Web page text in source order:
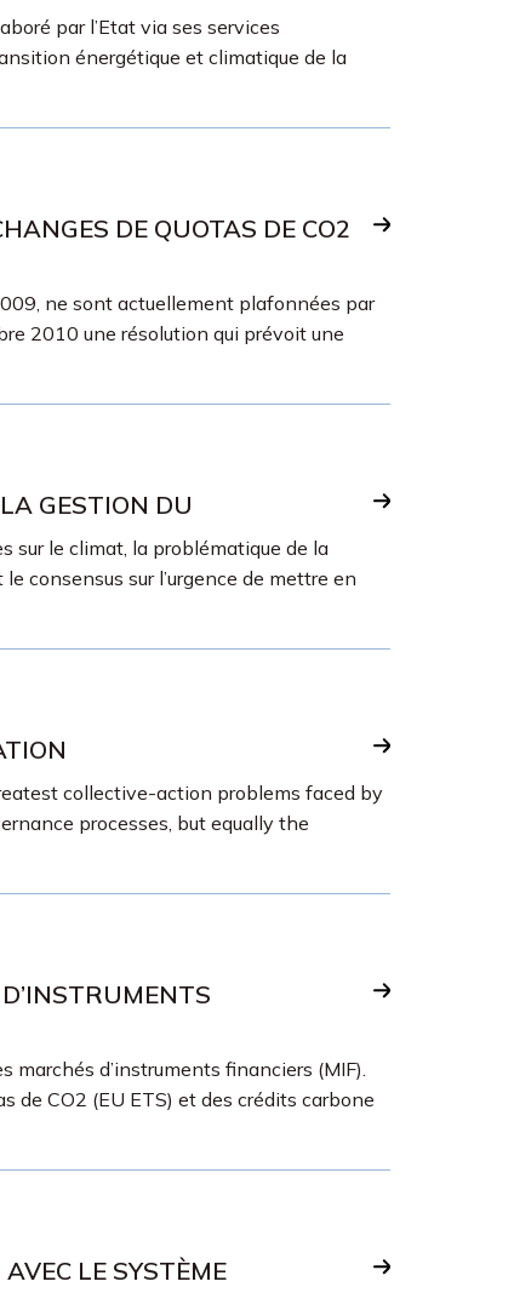
par l’Etat via ses services
énergétique et climatique de la
DE QUOTAS DE CO2
ne sont actuellement plafonnées par
2010 une résolution qui prévoit une
GESTION DU
sur le climat, la problématique de la
consensus sur l’urgence de mettre en
collective-action problems faced by
processes, but equally the
marchés d’instruments financiers (MIF).
de CO2 (EU ETS) et des crédits carbone
LE SYSTÈME